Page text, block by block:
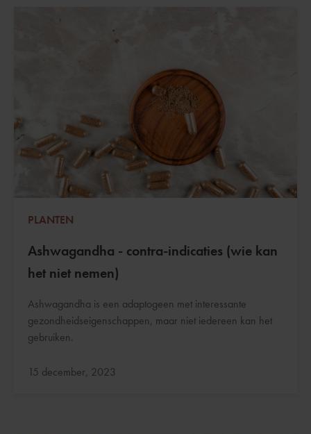
PLANTEN
Ashwagandha - contra-indicaties (wie kan
het niet nemen)
Ashwagandha is een adaptogeen met interessante
gezondheidseigenschappen, maar niet iedereen kan het
gebruiken.
Bijgewerkt:
15 december, 2023